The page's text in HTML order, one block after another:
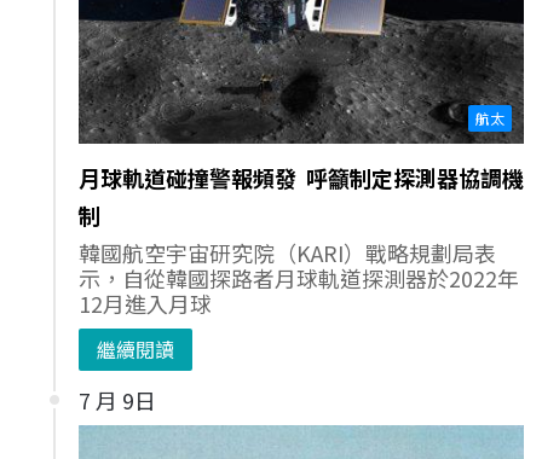
航太
月球軌道碰撞警報頻發 呼籲制定探測器協調機
制
韓國航空宇宙研究院（KARI）戰略規劃局表
示，自從韓國探路者月球軌道探測器於2022年
12月進入月球
繼續閱讀
7 月 9日